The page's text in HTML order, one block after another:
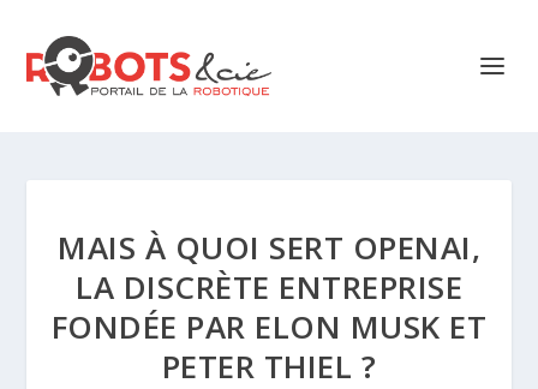
MAIS À QUOI SERT OPENAI,
LA DISCRÈTE ENTREPRISE
FONDÉE PAR ELON MUSK ET
PETER THIEL ?